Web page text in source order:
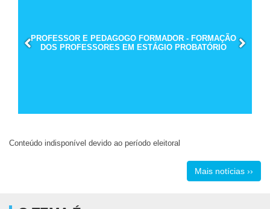
PROFESSOR E PEDAGOGO FORMADOR - FORMAÇÃO
DOS PROFESSORES EM ESTÁGIO PROBATÓRIO
Conteúdo indisponível devido ao período eleitoral
Mais notícias ››